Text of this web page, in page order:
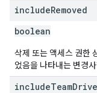
includeRemoved
boolean
삭제 또는 액세스 권한
었음을 나타내는 변경
includeTeamDrive